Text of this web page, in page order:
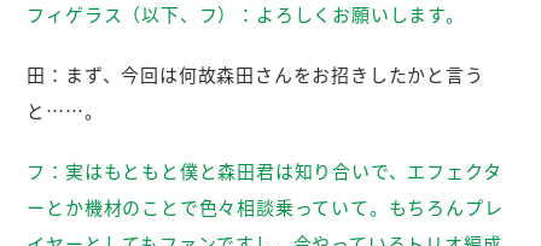
フィゲラス（以下、フ）： よろしくお願いします。
田： まず、今回は何故森田さんをお招きしたかと言う
と……。
フ： 実はもともと僕と森田君は知り合いで、エフェクタ
ーとか機材のことで色々相談乗っていて。もちろんプレ